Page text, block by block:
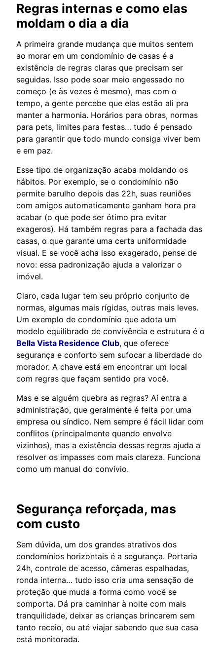
Regras internas e como elas
moldam o dia a dia
A primeira grande mudança que muitos sentem
ao morar em um condomínio de casas é a
existência de regras claras que precisam ser
seguidas. Isso pode soar meio engessado no
começo (e às vezes é mesmo), mas com o
tempo, a gente percebe que elas estão ali pra
manter a harmonia. Horários para obras, normas
para pets, limites para festas… tudo é pensado
para garantir que todo mundo consiga viver bem
e em paz.
Esse tipo de organização acaba moldando os
hábitos. Por exemplo, se o condomínio não
permite barulho depois das 22h, suas reuniões
com amigos automaticamente ganham hora pra
acabar (o que pode ser ótimo pra evitar
exageros). Há também regras para a fachada das
casas, o que garante uma certa uniformidade
visual. E se você acha isso exagerado, pense de
novo: essa padronização ajuda a valorizar o
imóvel.
Claro, cada lugar tem seu próprio conjunto de
normas, algumas mais rígidas, outras mais leves.
Um exemplo de condomínio que adota um
modelo equilibrado de convivência e estrutura é o
Bella Vista Residence Club, que oferece
segurança e conforto sem sufocar a liberdade do
morador. A chave está em encontrar um local
com regras que façam sentido pra você.
Mas e se alguém quebra as regras? Aí entra a
administração, que geralmente é feita por uma
empresa ou síndico. Nem sempre é fácil lidar com
conflitos (principalmente quando envolve
vizinhos), mas a existência dessas regras ajuda a
resolver os impasses com mais clareza. Funciona
como um manual do convívio.
Segurança reforçada, mas
com custo
Sem dúvida, um dos grandes atrativos dos
condomínios horizontais é a segurança. Portaria
24h, controle de acesso, câmeras espalhadas,
ronda interna… tudo isso cria uma sensação de
proteção que muda a forma como você se
comporta. Dá pra caminhar à noite com mais
tranquilidade, deixar as crianças brincarem sem
tanto receio, ou até viajar sabendo que sua casa
está monitorada.